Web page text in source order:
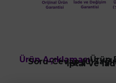
Ürün AçıklamasıÜrün
Soru-Cevap (0)
İptal ve